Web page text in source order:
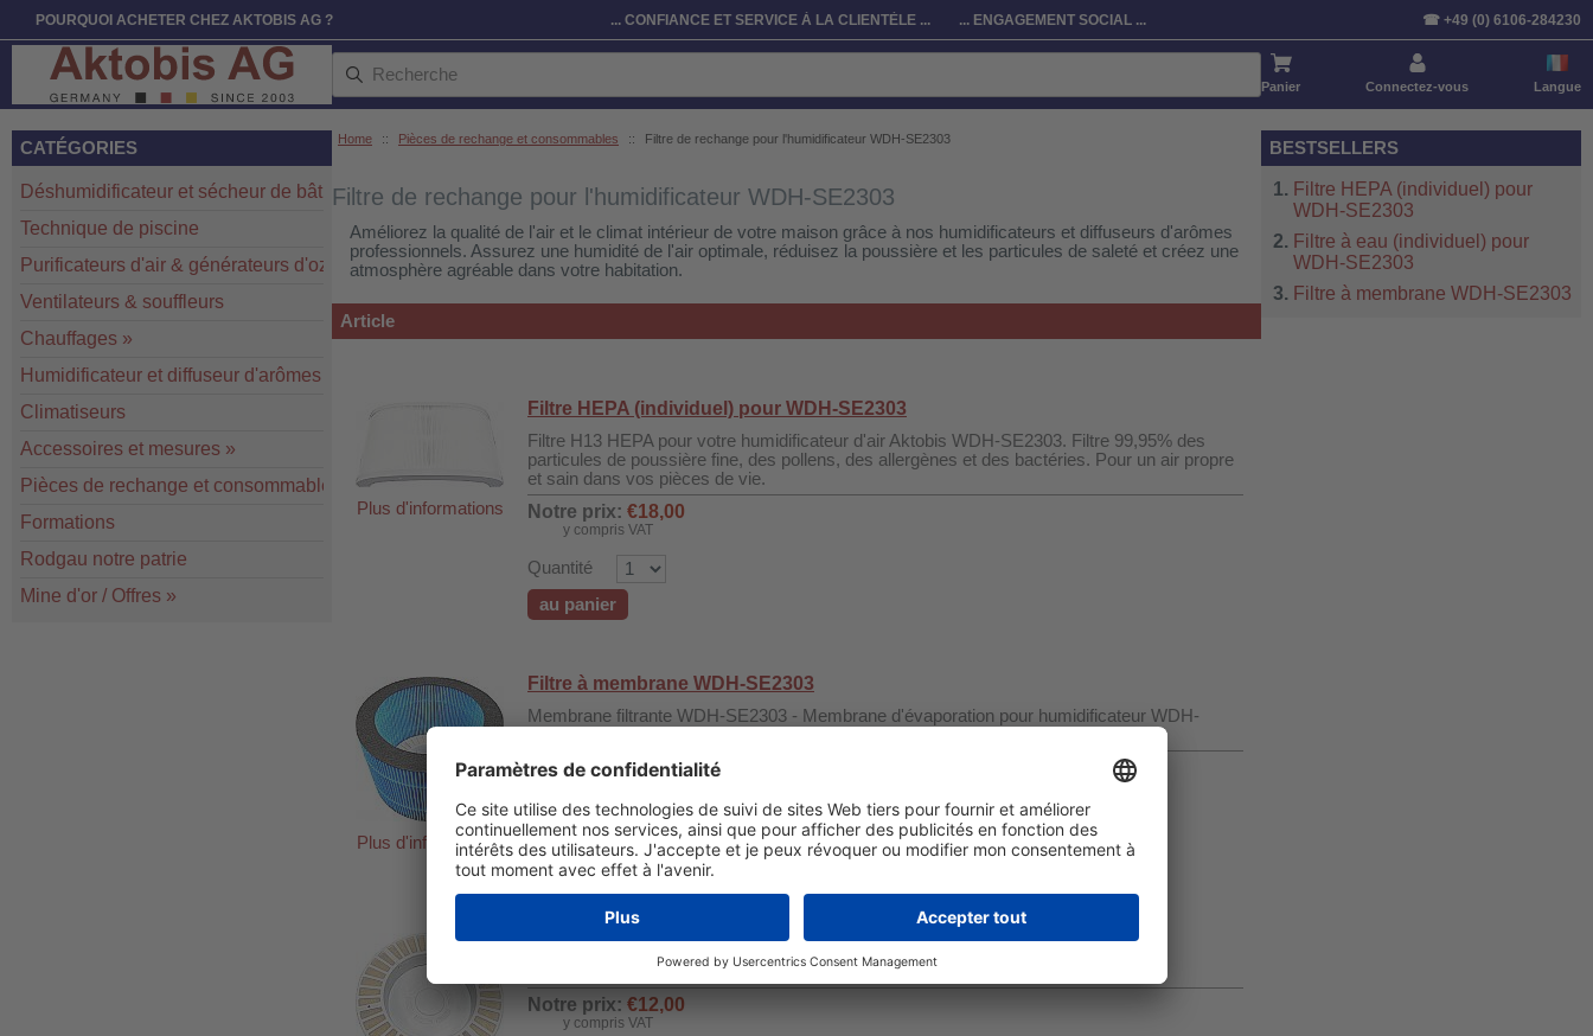
POURQUOI ACHETER CHEZ AKTOBIS AG ? ... CONFIANCE ET SERVICE À LA CLIENTÈLE ... ... ENGAGEMENT SOCIAL ... ☎ +49 (0) 6106-284230
Panier Connectez-vous Langue
Home :: Pièces de rechange et consommables :: Filtre de rechange pour l'humidificateur WDH-SE2303
Filtre de rechange pour l'humidificateur WDH-SE2303
Améliorez la qualité de l'air et le climat intérieur de votre maison grâce à nos humidificateurs et diffuseurs d'arômes
professionnels. Assurez une humidité de l'air optimale, réduisez la poussière et les particules de saleté et créez une
atmosphère agréable dans votre habitation.
Article
Prix Standardisé
Plus d'informations
Filtre HEPA (individuel) pour WDH-SE2303
Filtre H13 HEPA pour votre humidificateur d'air Aktobis WDH-SE2303. Filtre 99,95% des
particules de poussière fine, des pollens, des allergènes et des bactéries. Pour un air propre
et sain dans vos pièces de vie.
Notre prix: €18,00
y compris VAT
Quantité
au panier
Plus d'informations
Filtre à membrane WDH-SE2303
Membrane filtrante WDH-SE2303 - Membrane d'évaporation pour humidificateur WDH-
Notre prix: €18,00
Quantité
au panier
Filtre à eau (individuel) pour WDH-SE2303
Pour un air pur : le filtre à eau élimine les impuretés de l'eau et protège des germes.
Notre prix: €12,00
y compris VAT
CATÉGORIES
Déshumidificateur et sécheur de bâtiment»
Technique de piscine
Purificateurs d'air & générateurs d'ozone»
Ventilateurs & souffleurs
Chauffages »
Humidificateur et diffuseur d'arômes
Climatiseurs
Accessoires et mesures »
Pièces de rechange et consommables
Formations
Rodgau notre patrie
Mine d'or / Offres »
BESTSELLERS
Filtre HEPA (individuel) pour
WDH-SE2303
Filtre à eau (individuel) pour
WDH-SE2303
Filtre à membrane WDH-SE2303